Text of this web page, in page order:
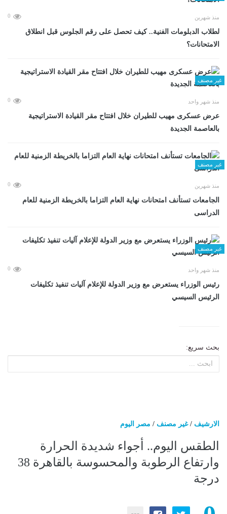
منذ شهرين 0
لطلاب الدبلومات الفنية.. كيف تحصل على رقم الجلوس قبل انطلاق
الامتحانات؟
غير مصنف
منذ شهر واحد 0
عرض عسكرى مهيب للطيران خلال افتتاح مقر القيادة الاستراتيجية
بالعاصمة الجديدة
غير مصنف
منذ شهرين 0
الجامعات تستأنف امتحانات نهاية العام التزاما بالخريطة الزمنية للعام
الدراسى
غير مصنف
منذ شهر واحد 0
رئيس الوزراء يستعرض مع وزير الدولة للإعلام آليات تنفيذ تكليفات
الرئيس السيسي
بحث سريع:
الارشيف /غير مصنف / مصر اليوم
الطقس اليوم.. أجواء شديدة الحرارة
وارتفاع الرطوبة والمحسوسة بالقاهرة 38
درجة